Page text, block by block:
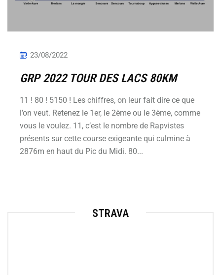
23/08/2022
GRP 2022 TOUR DES LACS 80KM
11 ! 80 ! 5150 ! Les chiffres, on leur fait dire ce que
l’on veut. Retenez le 1er, le 2ème ou le 3ème, comme
vous le voulez. 11, c’est le nombre de Rapvistes
présents sur cette course exigeante qui culmine à
2876m en haut du Pic du Midi. 80...
STRAVA